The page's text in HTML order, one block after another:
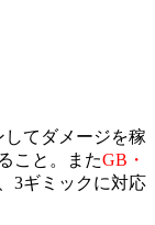
てダメージを稼
こと。またGB・
3ギミックに対応